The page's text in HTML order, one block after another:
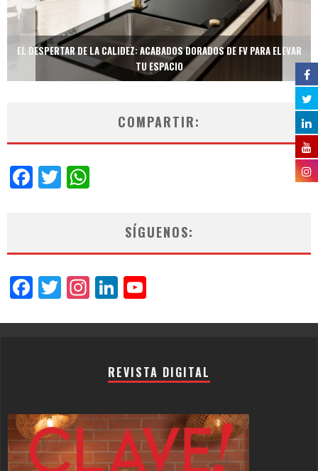
EL DESPERTAR DE LA CALIDEZ: ACABADOS DORADOS DE FV PARA ELEVAR
TU ESPACIO
COMPARTIR:
Facebook
Twitter
SÍGUENOS:
Facebook
Twitter
Instagram
LinkedIn
REVISTA DIGITAL